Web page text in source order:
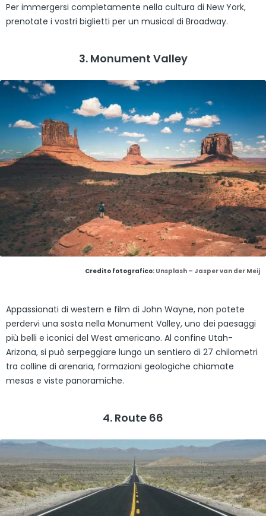
Per immergersi completamente nella cultura di New York,
prenotate i vostri biglietti per un musical di Broadway.
3. Monument Valley
Credito fotografico: Unsplash – Jasper van der Meij
Appassionati di western e film di John Wayne, non potete
perdervi una sosta nella Monument Valley, uno dei paesaggi
più belli e iconici del West americano. Al confine Utah-
Arizona, si può serpeggiare lungo un sentiero di 27 chilometri
tra colline di arenaria, formazioni geologiche chiamate
mesas e viste panoramiche.
4. Route 66